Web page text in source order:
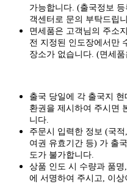
가능합니다. (출국정보
객센터로 문의 부탁드립
면세품은 고객님의 주소
전 지정된 인도장에서만
장소가 없습니다. (면세
출국 당일에 각 출국지
환권을 제시하여 주시면
니다.
주문시 입력한 정보 (국
여권 유효기간 등) 가 출
도가 불가합니다.
상품 인도 시 수량과 품
에 서명하여 주시고, 이